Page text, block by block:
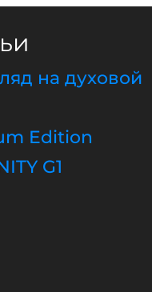
на духовой
Edition
G1